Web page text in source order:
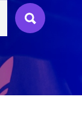
Festivals